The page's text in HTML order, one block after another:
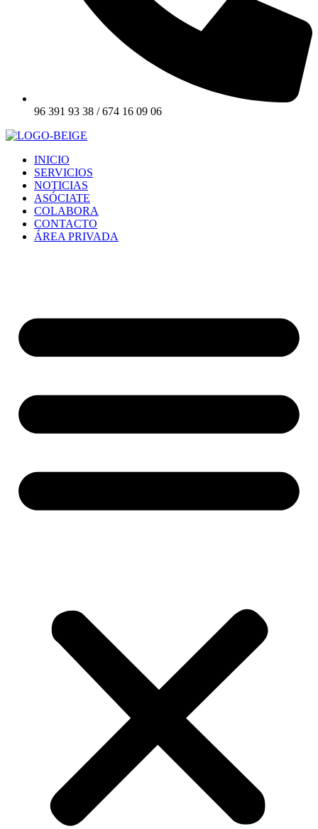
96 391 93 38 / 674 16 09 06
INICIO
SERVICIOS
NOTICIAS
ASÓCIATE
COLABORA
CONTACTO
ÁREA PRIVADA